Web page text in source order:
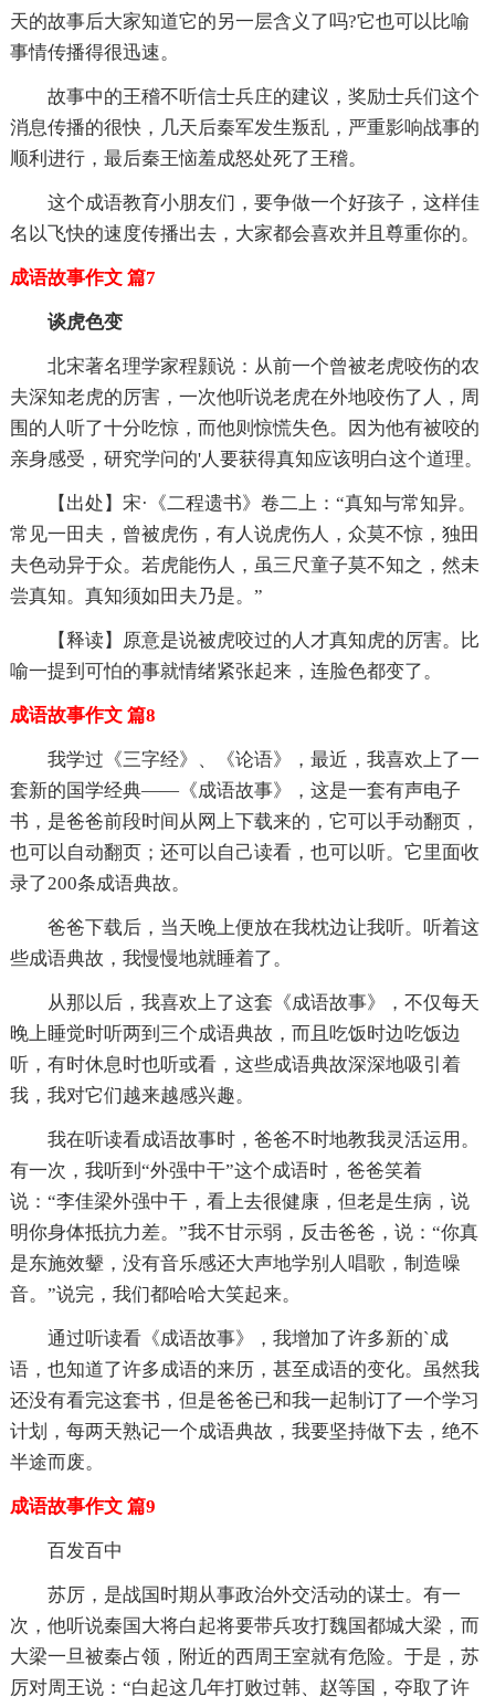
天的故事后大家知道它的另一层含义了吗?它也可以比喻
事情传播得很迅速。
故事中的王稽不听信士兵庄的建议，奖励士兵们这个
消息传播的很快，几天后秦军发生叛乱，严重影响战事的
顺利进行，最后秦王恼羞成怒处死了王稽。
这个成语教育小朋友们，要争做一个好孩子，这样佳
名以飞快的速度传播出去，大家都会喜欢并且尊重你的。
成语故事作文 篇7
谈虎色变
北宋著名理学家程颢说：从前一个曾被老虎咬伤的农
夫深知老虎的厉害，一次他听说老虎在外地咬伤了人，周
围的人听了十分吃惊，而他则惊慌失色。因为他有被咬的
亲身感受，研究学问的'人要获得真知应该明白这个道理。
【出处】宋·《二程遗书》卷二上：“真知与常知异。
常见一田夫，曾被虎伤，有人说虎伤人，众莫不惊，独田
夫色动异于众。若虎能伤人，虽三尺童子莫不知之，然未
尝真知。真知须如田夫乃是。”
【释读】原意是说被虎咬过的人才真知虎的厉害。比
喻一提到可怕的事就情绪紧张起来，连脸色都变了。
成语故事作文 篇8
我学过《三字经》、《论语》，最近，我喜欢上了一
套新的国学经典——《成语故事》，这是一套有声电子
书，是爸爸前段时间从网上下载来的，它可以手动翻页，
也可以自动翻页；还可以自己读看，也可以听。它里面收
录了200条成语典故。
爸爸下载后，当天晚上便放在我枕边让我听。听着这
些成语典故，我慢慢地就睡着了。
从那以后，我喜欢上了这套《成语故事》，不仅每天
晚上睡觉时听两到三个成语典故，而且吃饭时边吃饭边
听，有时休息时也听或看，这些成语典故深深地吸引着
我，我对它们越来越感兴趣。
我在听读看成语故事时，爸爸不时地教我灵活运用。
有一次，我听到“外强中干”这个成语时，爸爸笑着
说：“李佳梁外强中干，看上去很健康，但老是生病，说
明你身体抵抗力差。”我不甘示弱，反击爸爸，说：“你真
是东施效颦，没有音乐感还大声地学别人唱歌，制造噪
音。”说完，我们都哈哈大笑起来。
通过听读看《成语故事》，我增加了许多新的`成
语，也知道了许多成语的来历，甚至成语的变化。虽然我
还没有看完这套书，但是爸爸已和我一起制订了一个学习
计划，每两天熟记一个成语典故，我要坚持做下去，绝不
半途而废。
成语故事作文 篇9
百发百中
苏厉，是战国时期从事政治外交活动的谋士。有一
次，他听说秦国大将白起将要带兵攻打魏国都城大梁，而
大梁一旦被秦占领，附近的西周王室就有危险。于是，苏
厉对周王说：“白起这几年打败过韩、赵等国，夺取了许